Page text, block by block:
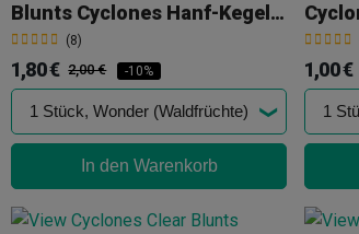
Blunts Cyclones Hanf-Kegel XtraSlo
(8)
1,80 € 2,00 € -10%
In den Warenkorb
1,00 €